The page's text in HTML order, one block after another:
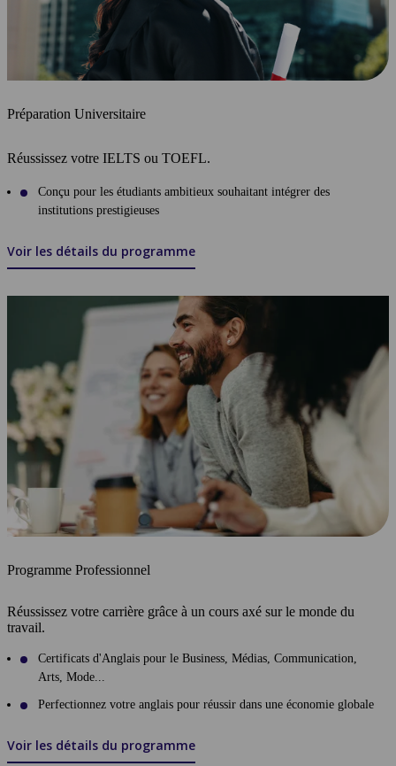
Préparation Universitaire
Réussissez votre IELTS ou TOEFL.
Conçu pour les étudiants ambitieux souhaitant intégrer des
institutions prestigieuses
Voir les détails du programme
Programme Professionnel
Réussissez votre carrière grâce à un cours axé sur le monde du
travail.
Certificats d'Anglais pour le Business, Médias, Communication,
Arts, Mode...
Perfectionnez votre anglais pour réussir dans une économie globale
Voir les détails du programme